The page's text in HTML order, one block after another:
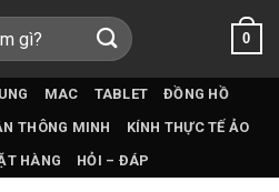
0
MAC TABLET
ĐỒNG HỒ
THÔNG MINH
KÍNH THỰC TẾ ẢO
HÀNG HỎI – ĐÁP